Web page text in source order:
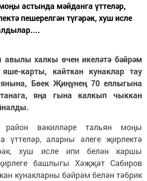
астында мәйданга үттеләр,
пешерелгән түгәрәк, хуш исле
халкы өчен икеләтә бәйрәм
карты, кайткан кунаклар тау
Бөек Җиңүнең 70 еллыгына
яңа гына калкып чыккан
район вәкилләре тальян моңы
үттеләр, аларны әлеге җирлектә
хуш исле ипи белән каршы
башлыгы Хәҗҗәт Сабиров
кунакларны бәйрәм белән тәбрик